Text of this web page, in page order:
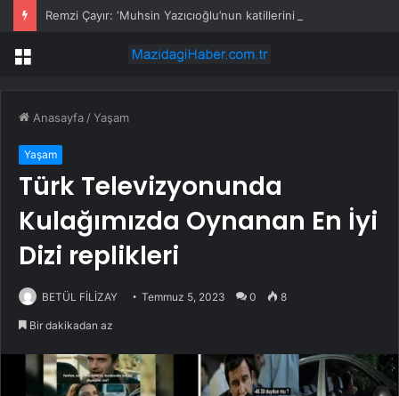
Menü
Anasayfa /Yaşam
Yaşam
Türk Televizyonunda
Kulağımızda Oynanan En İyi
Dizi replikleri
BETÜL FİLİZAY Temmuz 5, 2023 0 8
Bir dakikadan az